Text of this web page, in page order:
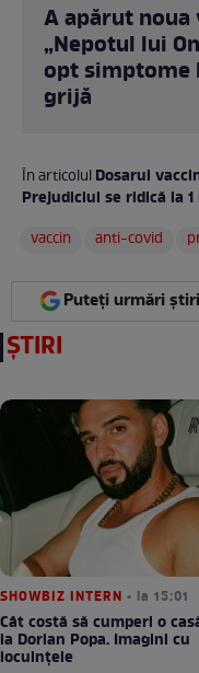
A apărut
„Nepotul lui
opt simptome
grijă
În articolulDosarul
Prejudiciul se ridică la
vaccin
anti-covid
Puteți urmări
ȘTIRI
SHOWBIZ INTERN • la 15:01
Cât costă să cumperi o
la Dorian Popa. Imagini cu
locuințele